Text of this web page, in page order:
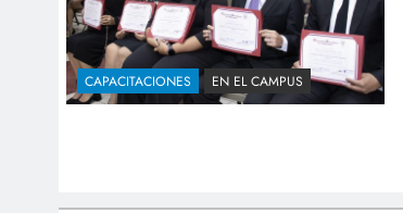
CAPACITACIONES EN EL CAMPUS